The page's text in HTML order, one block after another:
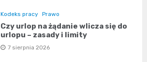
Kodeks pracy Prawo
Czy urlop na żądanie wlicza się do
urlopu – zasady i limity
7 sierpnia 2026